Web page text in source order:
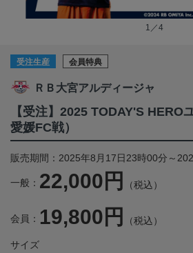
1／4
受注生産 会員特典
ＲＢ大宮アルディージャ
【受注】2025 TODAY'S HERO
愛媛FC戦）
販売期間：2025年8月17日23時00分～
一般： 22,000円 （税込）
会員： 19,800円 （税込）
サイズ